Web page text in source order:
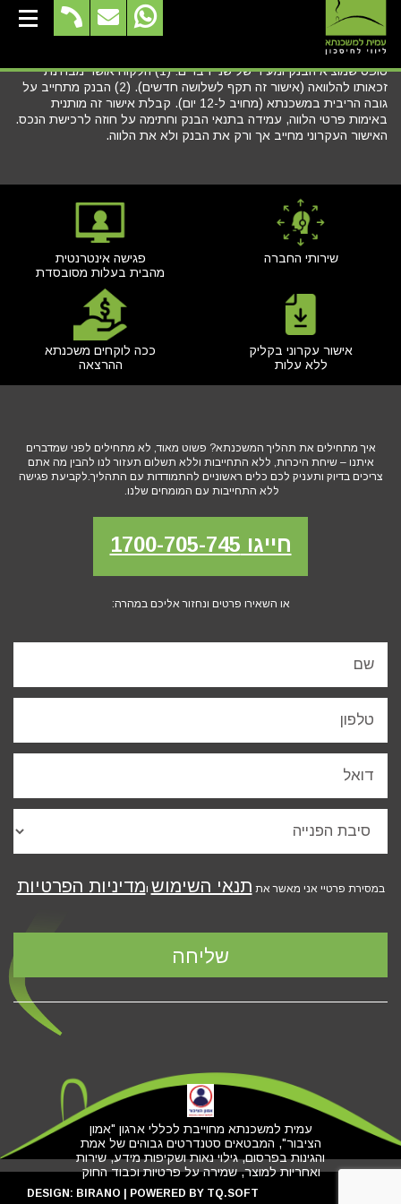
אישור עקרוני
טופס שמוציא הבנק ומעיד של שני דברים: (1) הלקוח אושר מבחינת
זכאותו להלוואה (אישור זה תקף לשלושה חדשים). (2) הבנק מתחייב על
גובה הריבית במשכנתא (מחויב ל-12 יום). קבלת אישור זה מותנית
באימות פרטי הלווה, עמידה בתנאי הבנק וחתימה על חוזה לרכישת הנכס.
האישור העקרוני מחייב אך ורק את הבנק ולא את הלווה.
שירותי החברה
פגישה אינטרנטית
מהבית בעלות מסובסדת
אישור עקרוני בקליק
ללא עלות
ככה לוקחים משכנתא
ההרצאה
איך מתחילים את תהליך המשכנתא? פשוט מאוד, לא מתחילים לפני שמדברים
איתנו – שיחת היכרות, ללא התחייבות וללא תשלום תעזור לנו להבין מה אתם
צריכים בדיוק ותעניק לכם כלים ראשוניים להתמודדות עם התהליך.לקביעת פגישה
ללא התחייבות עם המומחים שלנו.
חייגו 1700-705-745
או השאירו פרטים ונחזור אליכם במהרה:
במסירת פרטיי אני מאשר את תנאי השימוש ומדיניות הפרטיות
עמית למשכנתא מחוייבת לכללי ארגון "אמון
הציבור", המבטאים סטנדרטים גבוהים של אמת
והגינות בפרסום, גילוי נאות ושקיפות מידע, שירות
ואחריות למוצר, שמירה על פרטיות וכבוד החוק
DESIGN: BIRANO | POWERED BY TQ.SOFT